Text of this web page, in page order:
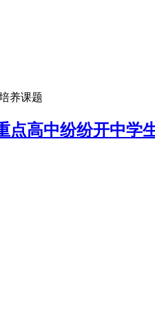
养课题
点高中纷纷开中学